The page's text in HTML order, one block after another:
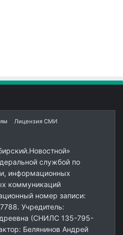
Лицензия СМИ
службой по
информационных
коммуникаций
номер записи:
Учредитель:
(СНИЛС 135-795-
Белянинов Андрей